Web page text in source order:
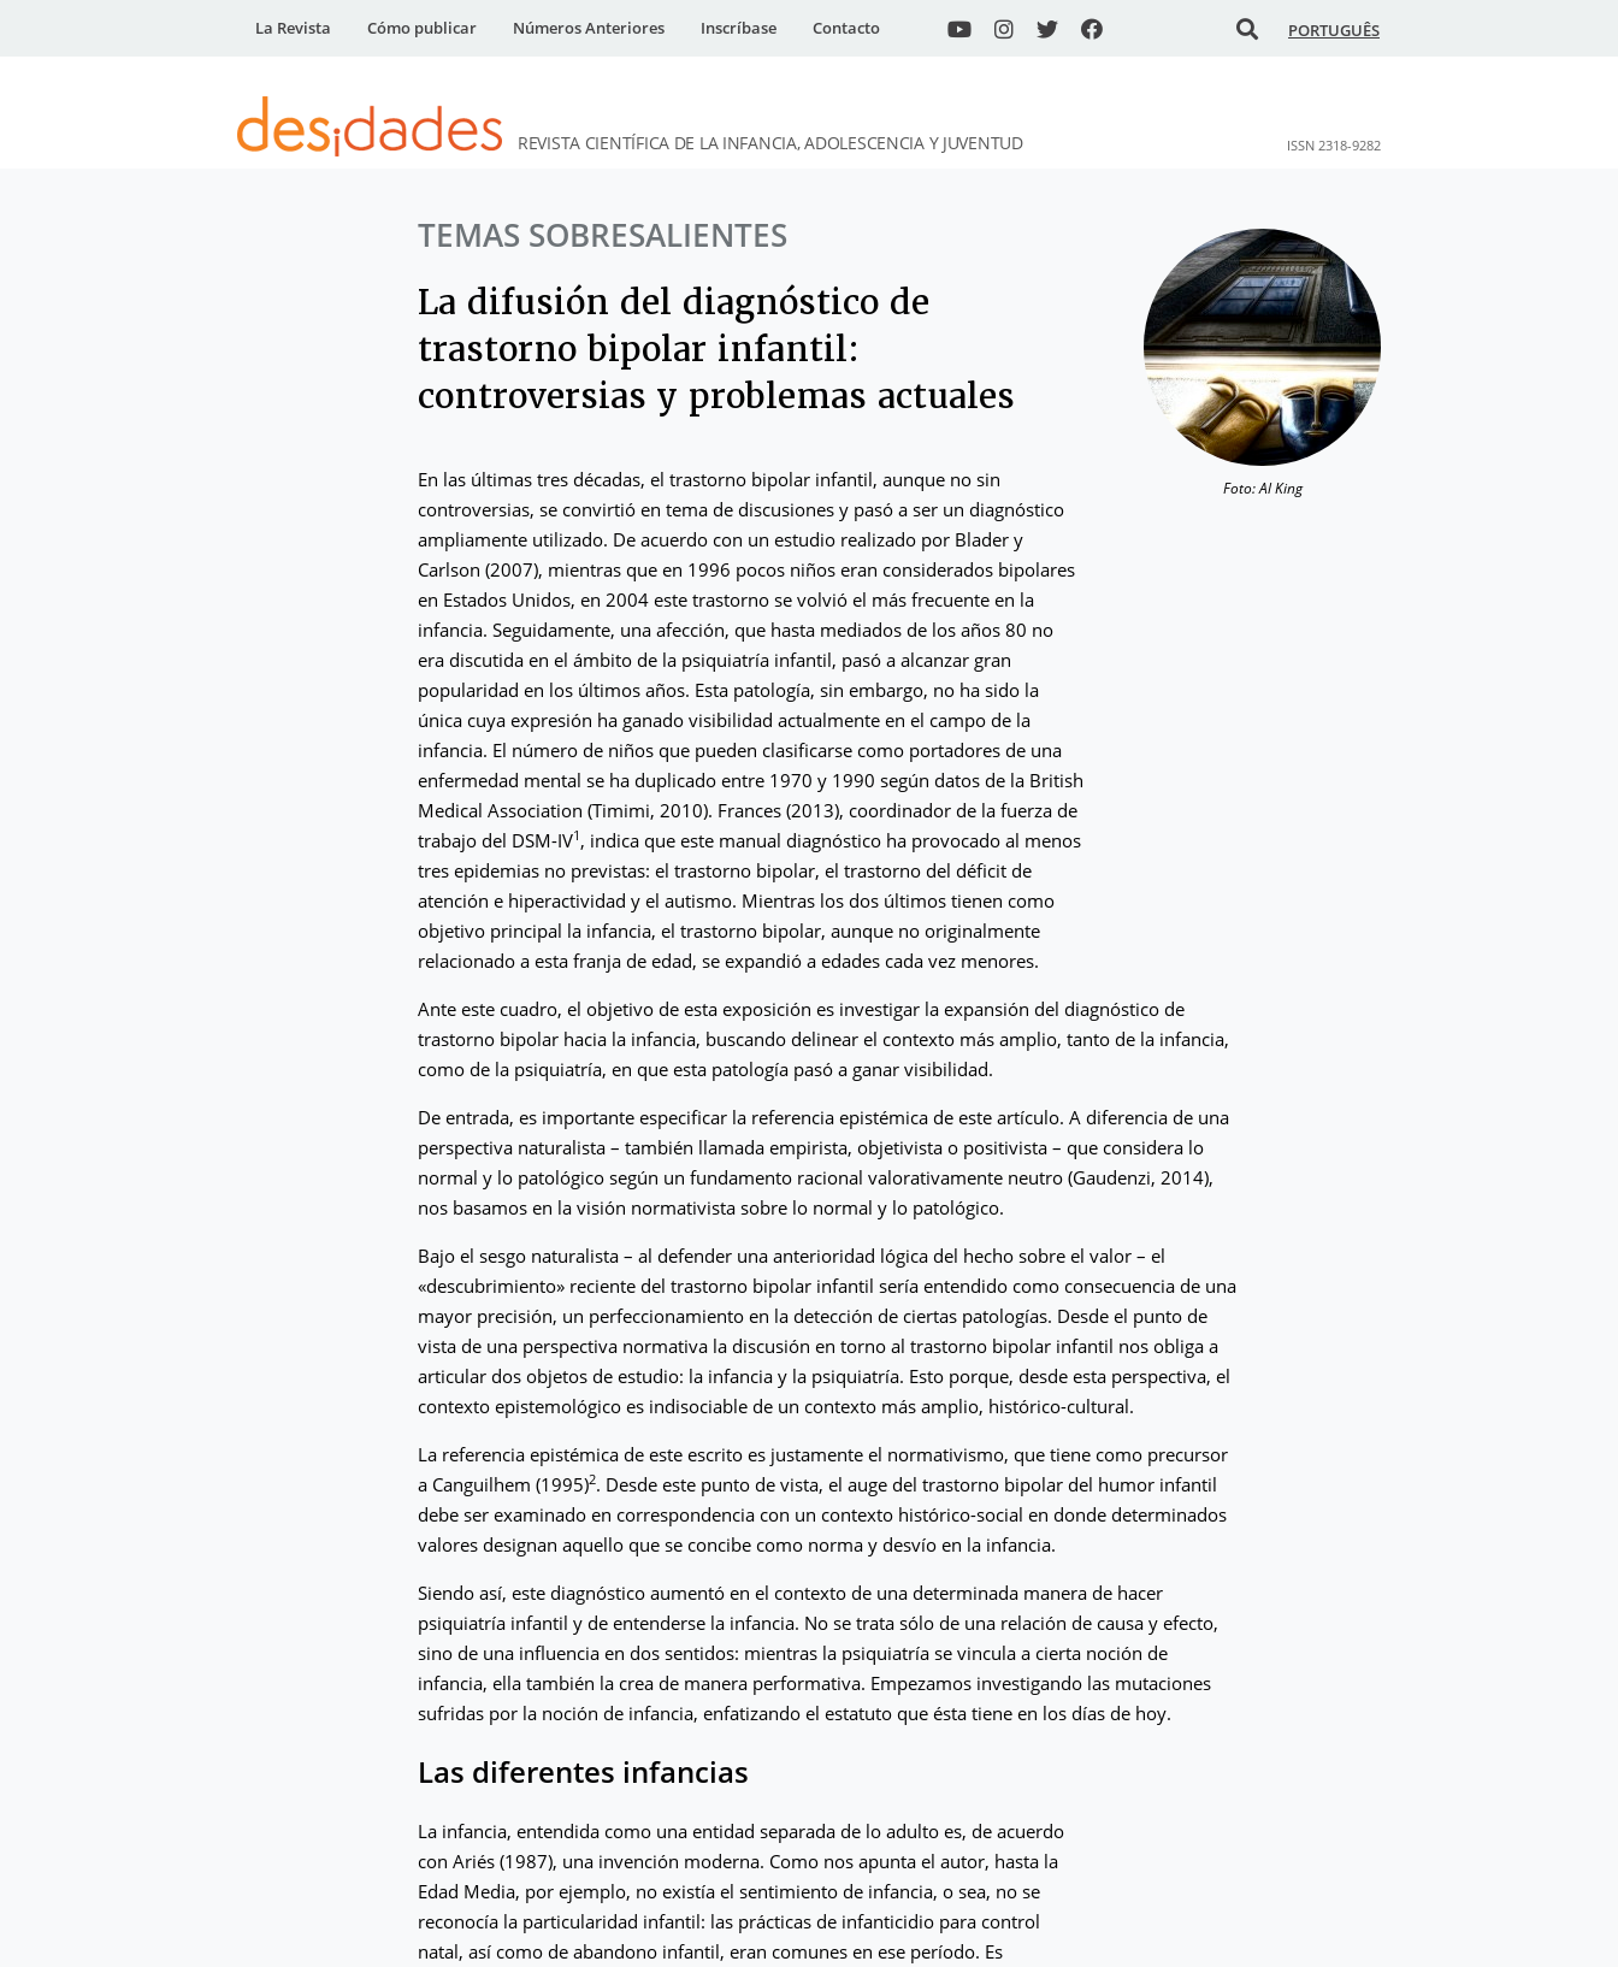
La Revista Cómo publicar Números Anteriores Inscríbase Contacto PORTUGUÊS
DESidades
REVISTA CIENTÍFICA DE LA INFANCIA, ADOLESCENCIA Y JUVENTUD ISSN 2318-9282
Foto: Al King
TEMAS SOBRESALIENTES
La difusión del diagnóstico de
trastorno bipolar infantil:
controversias y problemas actuales
En las últimas tres décadas, el trastorno bipolar infantil, aunque no sin
controversias, se convirtió en tema de discusiones y pasó a ser un diagnóstico
ampliamente utilizado. De acuerdo con un estudio realizado por Blader y
Carlson (2007), mientras que en 1996 pocos niños eran considerados bipolares
en Estados Unidos, en 2004 este trastorno se volvió el más frecuente en la
infancia. Seguidamente, una afección, que hasta mediados de los años 80 no
era discutida en el ámbito de la psiquiatría infantil, pasó a alcanzar gran
popularidad en los últimos años. Esta patología, sin embargo, no ha sido la
única cuya expresión ha ganado visibilidad actualmente en el campo de la
infancia. El número de niños que pueden clasificarse como portadores de una
enfermedad mental se ha duplicado entre 1970 y 1990 según datos de la British
Medical Association (Timimi, 2010). Frances (2013), coordinador de la fuerza de
trabajo del DSM-IV1 , indica que este manual diagnóstico ha provocado al menos
tres epidemias no previstas: el trastorno bipolar, el trastorno del déficit de
atención e hiperactividad y el autismo. Mientras los dos últimos tienen como
objetivo principal la infancia, el trastorno bipolar, aunque no originalmente
relacionado a esta franja de edad, se expandió a edades cada vez menores.
Ante este cuadro, el objetivo de esta exposición es investigar la expansión del diagnóstico de
trastorno bipolar hacia la infancia, buscando delinear el contexto más amplio, tanto de la infancia,
como de la psiquiatría, en que esta patología pasó a ganar visibilidad.
De entrada, es importante especificar la referencia epistémica de este artículo. A diferencia de una
perspectiva naturalista – también llamada empirista, objetivista o positivista – que considera lo
normal y lo patológico según un fundamento racional valorativamente neutro (Gaudenzi, 2014),
nos basamos en la visión normativista sobre lo normal y lo patológico.
Bajo el sesgo naturalista – al defender una anterioridad lógica del hecho sobre el valor – el
«descubrimiento» reciente del trastorno bipolar infantil sería entendido como consecuencia de una
mayor precisión, un perfeccionamiento en la detección de ciertas patologías. Desde el punto de
vista de una perspectiva normativa la discusión en torno al trastorno bipolar infantil nos obliga a
articular dos objetos de estudio: la infancia y la psiquiatría. Esto porque, desde esta perspectiva, el
contexto epistemológico es indisociable de un contexto más amplio, histórico-cultural.
La referencia epistémica de este escrito es justamente el normativismo, que tiene como precursor
a Canguilhem (1995)2. Desde este punto de vista, el auge del trastorno bipolar del humor infantil
debe ser examinado en correspondencia con un contexto histórico-social en donde determinados
valores designan aquello que se concibe como norma y desvío en la infancia.
Siendo así, este diagnóstico aumentó en el contexto de una determinada manera de hacer
psiquiatría infantil y de entenderse la infancia. No se trata sólo de una relación de causa y efecto,
sino de una influencia en dos sentidos: mientras la psiquiatría se vincula a cierta noción de
infancia, ella también la crea de manera performativa. Empezamos investigando las mutaciones
sufridas por la noción de infancia, enfatizando el estatuto que ésta tiene en los días de hoy.
Las diferentes infancias
La infancia, entendida como una entidad separada de lo adulto es, de acuerdo
con Ariés (1987), una invención moderna. Como nos apunta el autor, hasta la
Edad Media, por ejemplo, no existía el sentimiento de infancia, o sea, no se
reconocía la particularidad infantil: las prácticas de infanticidio para control
natal, así como de abandono infantil, eran comunes en ese período. Es